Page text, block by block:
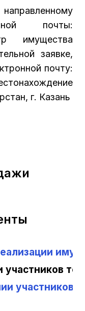
почты:
имущества
заявке,
почту:
г. Казань
участников